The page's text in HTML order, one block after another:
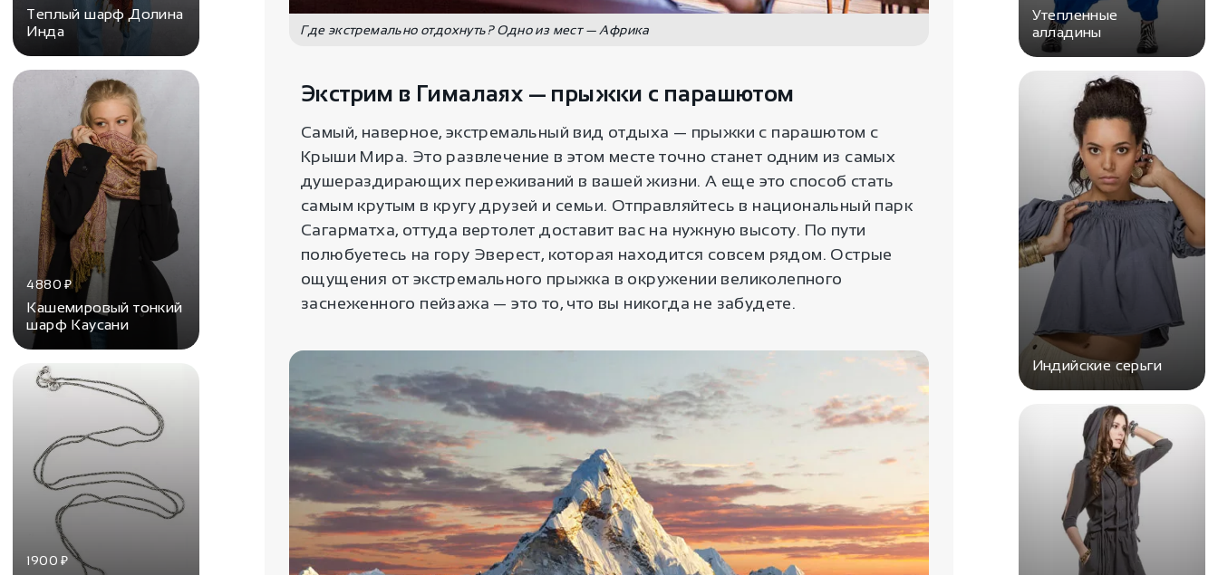
Теплый шарф Долина
Инда
4880₽
Кашемировый тонкий
шарф Каусани
1900₽
Где экстремально отдохнуть? Одно из мест — Африка
Экстрим в Гималаях — прыжки с парашютом
Самый, наверное, экстремальный вид отдыха — прыжки с парашютом с
Крыши Мира. Это развлечение в этом месте точно станет одним из самых
душераздирающих переживаний в вашей жизни. А еще это способ стать
самым крутым в кругу друзей и семьи. Отправляйтесь в национальный парк
Сагарматха, оттуда вертолет доставит вас на нужную высоту. По пути
полюбуетесь на гору Эверест, которая находится совсем рядом. Острые
ощущения от экстремального прыжка в окружении великолепного
заснеженного пейзажа — это то, что вы никогда не забудете.
Утепленные
алладины
Индийские серьги